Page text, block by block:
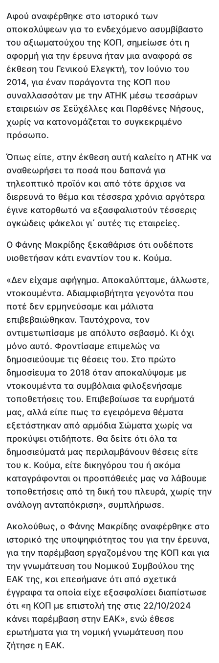
Αφού αναφέρθηκε στο ιστορικό των
αποκαλύψεων για το ενδεχόμενο ασυμβίβαστο
του αξιωματούχου της ΚΟΠ, σημείωσε ότι η
αφορμή για την έρευνα ήταν μια αναφορά σε
έκθεση του Γενικού Ελεγκτή, τον Ιούνιο του
2014, για έναν παράγοντα της ΚΟΠ που
συναλλασσόταν με την ΑΤΗΚ μέσω τεσσάρων
εταιρειών σε Σεϋχέλλες και Παρθένες Νήσους,
χωρίς να κατονομάζεται το συγκεκριμένο
πρόσωπο.
Όπως είπε, στην έκθεση αυτή καλείτο η ΑΤΗΚ να
αναθεωρήσει τα ποσά που δαπανά για
τηλεοπτικό προϊόν και από τότε άρχισε να
διερευνά το θέμα και τέσσερα χρόνια αργότερα
έγινε κατορθωτό να εξασφαλιστούν τέσσερις
ογκώδεις φάκελοι γι΄ αυτές τις εταιρείες.
Ο Φάνης Μακρίδης ξεκαθάρισε ότι ουδέποτε
υιοθετήσαν κάτι εναντίον του κ. Κούμα.
«Δεν είχαμε αφήγημα. Αποκαλύπταμε, άλλωστε,
ντοκουμέντα. Αδιαμφισβήτητα γεγονότα που
ποτέ δεν ερμηνεύσαμε και μάλιστα
επιβεβαιώθηκαν. Ταυτόχρονα, τον
αντιμετωπίσαμε με απόλυτο σεβασμό. Κι όχι
μόνο αυτό. Φροντίσαμε επιμελώς να
δημοσιεύουμε τις θέσεις του. Στο πρώτο
δημοσίευμα το 2018 όταν αποκαλύψαμε με
ντοκουμέντα τα συμβόλαια φιλοξενήσαμε
τοποθετήσεις του. Επιβεβαίωσε τα ευρήματά
μας, αλλά είπε πως τα εγειρόμενα θέματα
εξετάστηκαν από αρμόδια Σώματα χωρίς να
προκύψει οτιδήποτε. Θα δείτε ότι όλα τα
δημοσιεύματά μας περιλαμβάνουν θέσεις είτε
του κ. Κούμα, είτε δικηγόρου του ή ακόμα
καταγράφονται οι προσπάθειές μας να λάβουμε
τοποθετήσεις από τη δική του πλευρά, χωρίς την
ανάλογη ανταπόκριση», συμπλήρωσε.
Ακολούθως, ο Φάνης Μακρίδης αναφέρθηκε στο
ιστορικό της υποψηφιότητας του για την έρευνα,
για την παρέμβαση εργαζομένου της ΚΟΠ και για
την γνωμάτευση του Νομικού Συμβούλου της
ΕΑΚ της, και επεσήμανε ότι από σχετικά
έγγραφα τα οποία είχε εξασφαλίσει διαπίστωσε
ότι «η ΚΟΠ με επιστολή της στις 22/10/2024
κάνει παρέμβαση στην ΕΑΚ», ενώ έθεσε
ερωτήματα για τη νομική γνωμάτευση που
ζήτησε η ΕΑΚ.